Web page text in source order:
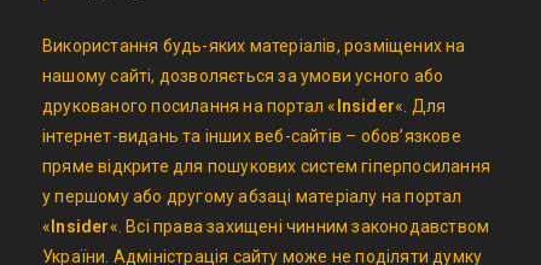
Використання будь-яких матеріалів, розміщених на
нашому сайті, дозволяється за умови усного або
друкованого посилання на портал «Insider«. Для
інтернет-видань та інших веб-сайтів – обов’язкове
пряме відкрите для пошукових систем гіперпосилання
у першому або другому абзаці матеріалу на портал
«Insider«. Всі права захищені чинним законодавством
України. Адміністрація сайту може не поділяти думку